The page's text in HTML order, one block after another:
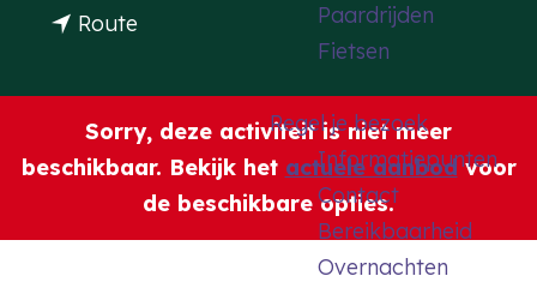
Paardrijden
Fietsen
Regel je bezoek
Informatiepunten
Contact
Bereikbaarheid
Overnachten
e
r
m
Route
a
r
K
e
r
Sorry, deze activiteit is niet meer
beschikbaar. Bekijk het actuele aanbodvoor
de beschikbare opties.